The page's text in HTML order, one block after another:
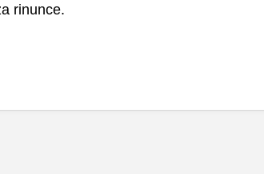
rinunce.